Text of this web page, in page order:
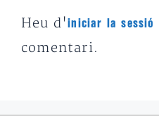
Heu d'iniciar la sessió
comentari.